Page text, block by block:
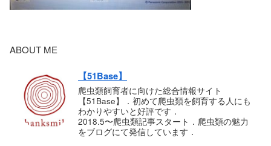
ABOUT ME
【51Base】
爬虫類飼育者に向けた総合情報サイト
【51Base】．初めて爬虫類を飼育する人にも
わかりやすいと好評です．
2018.5〜爬虫類記事スタート．爬虫類の魅力
をブログにて発信しています．